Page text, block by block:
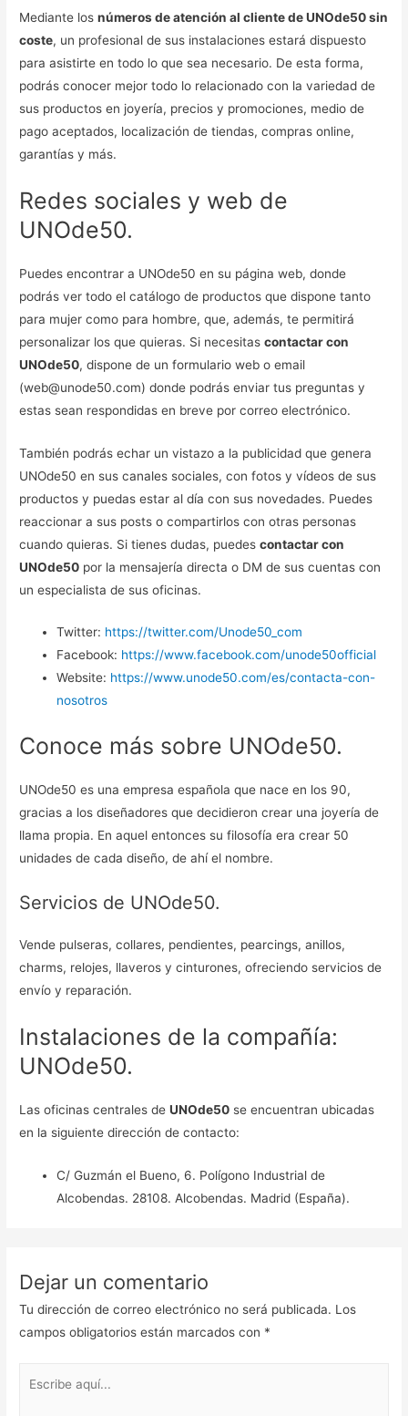
Mediante losnúmeros de atención al cliente de UNOde50 sin
coste, un profesional de sus instalaciones estará dispuesto
para asistirte en todo lo que sea necesario. De esta forma,
podrás conocer mejor todo lo relacionado con la variedad de
sus productos en joyería, precios y promociones, medio de
pago aceptados, localización de tiendas, compras online,
garantías y más.
Redes sociales y web de
UNOde50.
Puedes encontrar a UNOde50 en su página web, donde
podrás ver todo el catálogo de productos que dispone tanto
para mujer como para hombre, que, además, te permitirá
personalizar los que quieras. Si necesitascontactar con
UNOde50, dispone de un formulario web o email
(web@unode50.com) donde podrás enviar tus preguntas y
estas sean respondidas en breve por correo electrónico.
También podrás echar un vistazo a la publicidad que genera
UNOde50 en sus canales sociales, con fotos y vídeos de sus
productos y puedas estar al día con sus novedades. Puedes
reaccionar a sus posts o compartirlos con otras personas
cuando quieras. Si tienes dudas, puedescontactar con
UNOde50 por la mensajería directa o DM de sus cuentas con
un especialista de sus oficinas.
Twitter: https://twitter.com/Unode50_com
Facebook: https://www.facebook.com/unode50official
Website: https://www.unode50.com/es/contacta-con-
nosotros
Conoce más sobre UNOde50.
UNOde50 es una empresa española que nace en los 90,
gracias a los diseñadores que decidieron crear una joyería de
llama propia. En aquel entonces su filosofía era crear 50
unidades de cada diseño, de ahí el nombre.
Servicios de UNOde50.
Vende pulseras, collares, pendientes, pearcings, anillos,
charms, relojes, llaveros y cinturones, ofreciendo servicios de
envío y reparación.
Instalaciones de la compañía:
UNOde50.
Las oficinas centrales deUNOde50 se encuentran ubicadas
en la siguiente dirección de contacto:
C/ Guzmán el Bueno, 6. Polígono Industrial de
Alcobendas. 28108. Alcobendas. Madrid (España).
Dejar un comentario
Tu dirección de correo electrónico no será publicada. Los
campos obligatorios están marcados con *